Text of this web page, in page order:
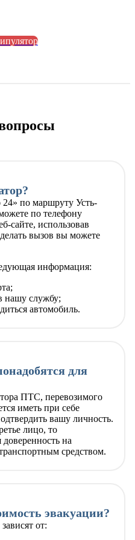
24» по маршруту Усть-
по телефону
сайте, использовав
вызов вы можете
информация:
нашу службу;
автомобиль.
для
ПТС, перевозимого
иметь при себе
вашу личность.
лицо, то
доверенность на
средством.
эвакуации?
от: